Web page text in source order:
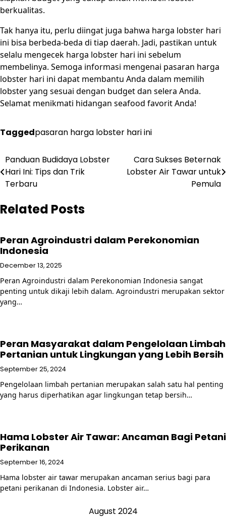
berkualitas.
Tak hanya itu, perlu diingat juga bahwa harga lobster hari
ini bisa berbeda-beda di tiap daerah. Jadi, pastikan untuk
selalu mengecek harga lobster hari ini sebelum
membelinya. Semoga informasi mengenai pasaran harga
lobster hari ini dapat membantu Anda dalam memilih
lobster yang sesuai dengan budget dan selera Anda.
Selamat menikmati hidangan seafood favorit Anda!
Taggedpasaran harga lobster hari ini
Post
navigation
Panduan Budidaya Lobster
Hari Ini: Tips dan Trik
Terbaru
Cara Sukses Beternak
Lobster Air Tawar untuk
Pemula
Related Posts
Peran Agroindustri dalam Perekonomian
Indonesia
December 13, 2025
Peran Agroindustri dalam Perekonomian Indonesia sangat
penting untuk dikaji lebih dalam. Agroindustri merupakan sektor
yang…
Peran Masyarakat dalam Pengelolaan Limbah
Pertanian untuk Lingkungan yang Lebih Bersih
September 25, 2024
Pengelolaan limbah pertanian merupakan salah satu hal penting
yang harus diperhatikan agar lingkungan tetap bersih…
Hama Lobster Air Tawar: Ancaman Bagi Petani
Perikanan
September 16, 2024
Hama lobster air tawar merupakan ancaman serius bagi para
petani perikanan di Indonesia. Lobster air…
August 2024